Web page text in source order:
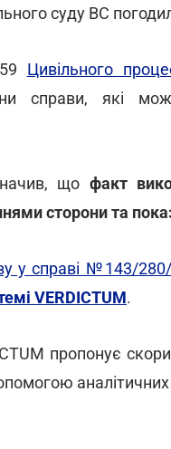
суду ВС
Цивільного
справи, які
що факт
сторони та
у справі №143/
VERDICTUM.
пропонує
аналітичних